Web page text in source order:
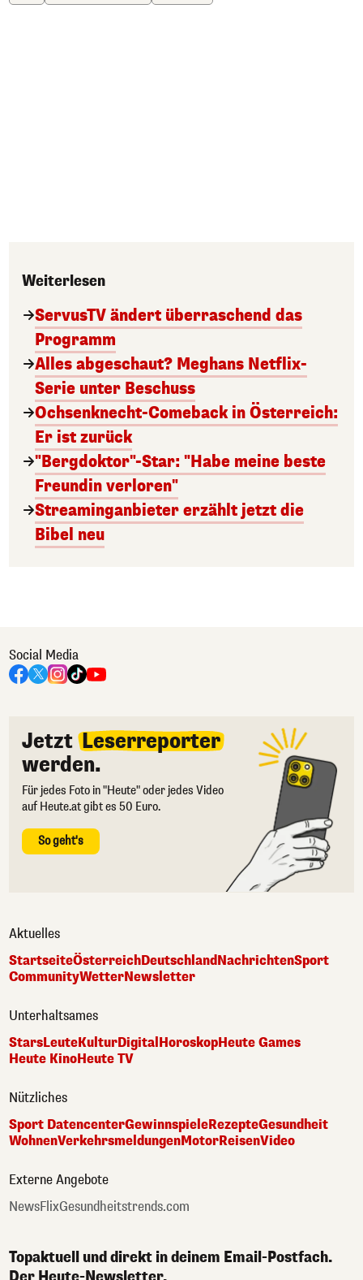
Weiterlesen
ServusTV ändert überraschend das
Programm
Alles abgeschaut? Meghans Netflix-
Serie unter Beschuss
Ochsenknecht-Comeback in Österreich:
Er ist zurück
"Bergdoktor"-Star: "Habe meine beste
Freundin verloren"
Streaminganbieter erzählt jetzt die
Bibel neu
Social Media
Jetzt Leserreporter
werden.
Für jedes Foto in "Heute" oder jedes Video
auf Heute.at gibt es 50 Euro.
So geht's
Aktuelles
StartseiteÖsterreichDeutschlandNachrichtenSport
CommunityWetterNewsletter
Unterhaltsames
StarsLeuteKulturDigital HoroskopHeute Games
Heute KinoHeute TV
Nützliches
Sport DatencenterGewinnspieleRezepteGesundheit
WohnenVerkehrsmeldungenMotorReisenVideo
Externe Angebote
NewsFlixGesundheitstrends.com
Topaktuell und direkt in deinem Email-Postfach.